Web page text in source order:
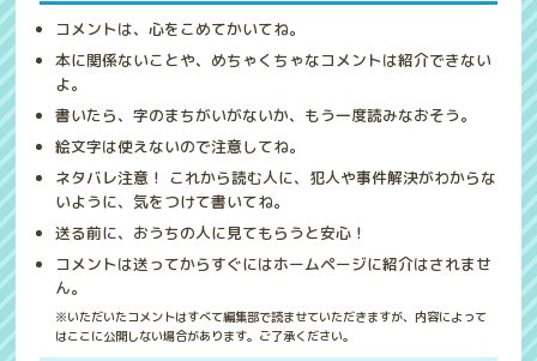
コメントは、心をこめてかいてね。
本に関係ないことや、めちゃくちゃなコメントは紹介できない
よ。
書いたら、字のまちがいがないか、もう一度読みなおそう。
絵文字は使えないので注意してね。
ネタバレ注意！ これから読む人に、犯人や事件解決がわからな
いように、気をつけて書いてね。
送る前に、おうちの人に見てもらうと安心！
コメントは送ってからすぐにはホームページに紹介はされませ
ん。
※いただいたコメントはすべて編集部で読ませていただきますが、内容によって
はここに公開しない場合があります。ご了承ください。